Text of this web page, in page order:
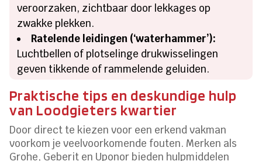
veroorzaken, zichtbaar door lekkages op
zwakke plekken.
Ratelende leidingen (‘waterhammer’):
Luchtbellen of plotselinge drukwisselingen
geven tikkende of rammelende geluiden.
Praktische tips en deskundige hulp
van Loodgieters kwartier
Door direct te kiezen voor een erkend vakman
voorkom je veelvoorkomende fouten. Merken als
Grohe, Geberit en Uponor bieden hulpmiddelen